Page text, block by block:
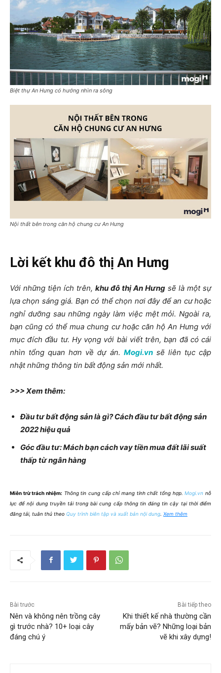
Biệt thự An Hưng có hướng nhìn ra sông
Nội thất bên trong căn hộ chung cư An Hưng
Lời kết khu đô thị An Hưng
Với những tiện ích trên, khu đô thị An Hưng sẽ là một sự
lựa chọn sáng giá. Bạn có thể chọn nơi đây để an cư hoặc
nghỉ dưỡng sau những ngày làm việc mệt mỏi. Ngoài ra,
bạn cũng có thể mua chung cư hoặc căn hộ An Hưng với
mục đích đầu tư. Hy vọng với bài viết trên, bạn đã có cái
nhìn tổng quan hơn về dự án. Mogi.vnsẽ liên tục cập
nhật những thông tin bất động sản mới nhất.
>>> Xem thêm:
Đầu tư bất động sản là gì? Cách đầu tư bất động sản
2022 hiệu quả
Góc đầu tư: Mách bạn cách vay tiền mua đất lãi suất
thấp từ ngân hàng
Miễn trừ trách nhiệm: Thông tin cung cấp chỉ mang tính chất tổng hợp.Mogi.vn nỗ
lực để nội dung truyền tải trong bài cung cấp thông tin đáng tin cậy tại thời điểm
đăng tải, tuân thủ theo Quy trình biên tập và xuất bản nội dung Xem thêm
Bài trước
Nên và không nên trồng cây
gì trước nhà? 10+ loại cây
đáng chú ý
Bài tiếp theo
Khi thiết kế nhà thường cần
mấy bản vẽ? Những loại bản
vẽ khi xây dựng!